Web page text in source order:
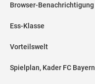
Browser-Benachrichtigung
Ess-Klasse
Vorteilswelt
Spielplan, Kader FC Bayern